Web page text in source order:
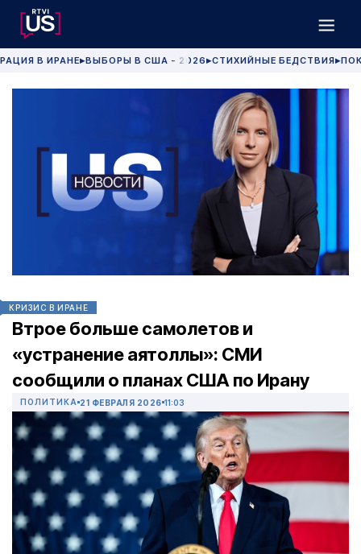
В ИРАНЕ▶ВЫБОРЫ В США - 2026 ▶СТИХИЙНЫЕ БЕДСТВИЯ▶
КРИЗИС В ИРАНЕ
Втрое больше самолетов и
«устранение аятоллы»: СМИ
сообщили о планах США по Ирану
ПОЛИТИКА 21 ФЕВРАЛЯ 2026 11:03